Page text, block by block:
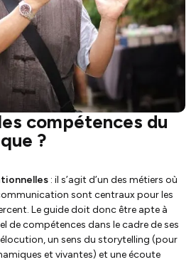
compétences du
?
: il s’agit d’un des métiers où
sont centraux pour les
Le guide doit donc être apte à
de compétences dans le cadre de ses
un sens du storytelling (pour
et vivantes) et une écoute